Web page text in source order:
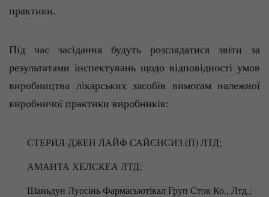
практики.
Під час засідання будуть розглядатися звіти за
результатами інспектувань щодо відповідності умов
виробництва лікарських засобів вимогам належної
виробничої практики виробників:
СТЕРИЛ-ДЖЕН ЛАЙФ САЙЄНСИЗ (П) ЛТД;
АМАНТА ХЕЛСКЕА ЛТД;
Шаньдун Луосінь Фармасьютікал Груп Сток Ко., Лтд.;